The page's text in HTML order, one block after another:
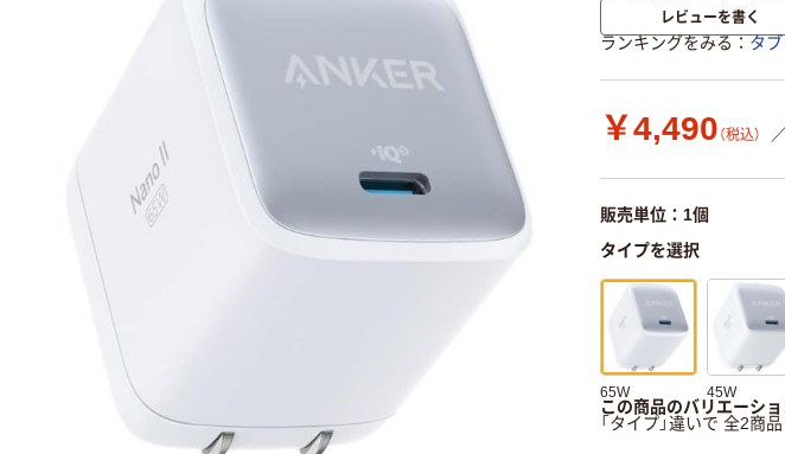
レビューを書く
ランキングをみる タ
￥4,490 （税込）
販売単位：1個
タイプを選択
65W 45W
この商品のバリエーショ
「タイプ」違いで 全2商品